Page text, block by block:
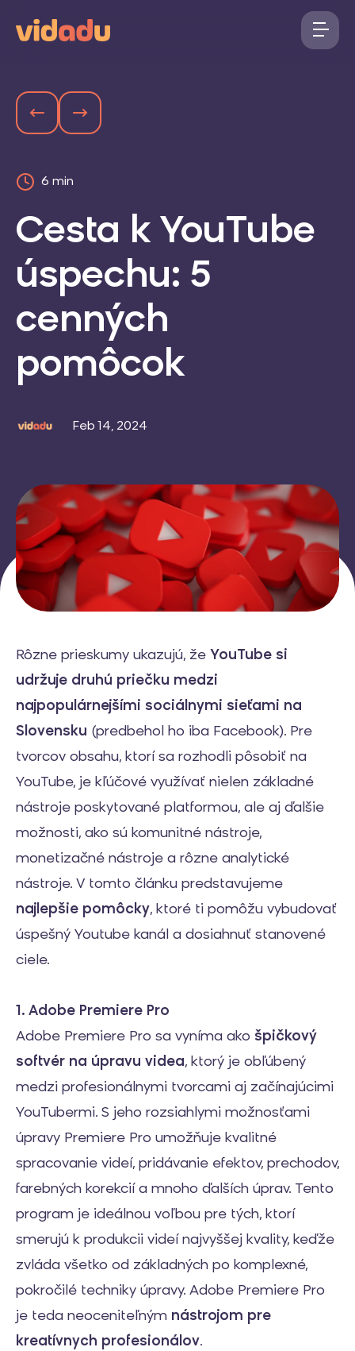
6 min
Cesta k YouTube
úspechu: 5
cenných
pomôcok
Feb 14, 2024
Rôzne prieskumy ukazujú, že YouTube si
udržuje druhú priečku medzi
najpopulárnejšími sociálnymi sieťami na
Slovensku (predbehol ho iba Facebook). Pre
tvorcov obsahu, ktorí sa rozhodli pôsobiť na
YouTube, je kľúčové využívať nielen základné
nástroje poskytované platformou, ale aj ďalšie
možnosti, ako sú komunitné nástroje,
monetizačné nástroje a rôzne analytické
nástroje. V tomto článku predstavujeme
najlepšie pomôcky, ktoré ti pomôžu vybudovať
úspešný Youtube kanál a dosiahnuť stanovené
ciele.
1. Adobe Premiere Pro
Adobe Premiere Pro sa vyníma ako špičkový
softvér na úpravu videa, ktorý je obľúbený
medzi profesionálnymi tvorcami aj začínajúcimi
YouTubermi. S jeho rozsiahlymi možnosťami
úpravy Premiere Pro umožňuje kvalitné
spracovanie videí, pridávanie efektov, prechodov,
farebných korekcií a mnoho ďalších úprav. Tento
program je ideálnou voľbou pre tých, ktorí
smerujú k produkcii videí najvyššej kvality, keďže
zvláda všetko od základných po komplexné,
pokročilé techniky úpravy. Adobe Premiere Pro
je teda neoceniteľným nástrojom pre
kreatívnych profesionálov.